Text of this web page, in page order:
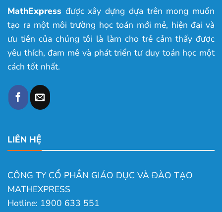
MathExpress được xây dựng dựa trên mong muốn
tạo ra một môi trường học toán mới mẻ, hiện đại và
ưu tiên của chúng tôi là làm cho trẻ cảm thấy được
yêu thích, đam mê và phát triển tư duy toán học một
cách tốt nhất.
LIÊN HỆ
CÔNG TY CỔ PHẦN GIÁO DỤC VÀ ĐÀO TẠO
MATHEXPRESS
Hotline: 1900 633 551